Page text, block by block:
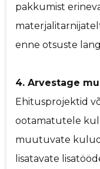
pakkumist
enne otsuste
4. Arvestage
Ehitusprojektid
ootamatutele
muutuvate
lisatavate